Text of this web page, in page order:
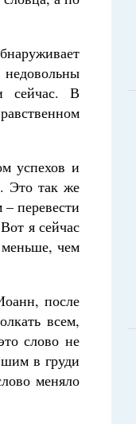
сейчас. В
успехов и
Это так же
перевести
я сейчас
меньше, чем
после
всем,
слово не
в груди
меняло